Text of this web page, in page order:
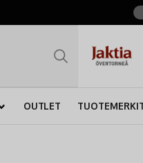
OUTLET